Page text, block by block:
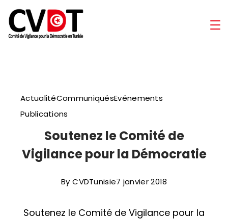
Skip
to
content
pour
la
Démocratie
en
Tunisie
ActualitéCommuniquésEvénements
Publications
Soutenez le Comité de
Vigilance pour la Démocratie
By CVDTunisie7 janvier 2018
Soutenez le Comité de Vigilance pour la